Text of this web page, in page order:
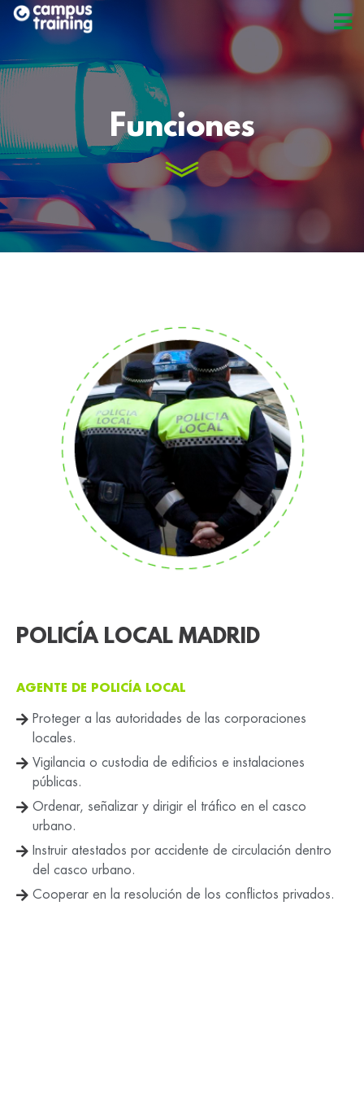
Funciones
POLICÍA LOCAL MADRID
AGENTE DE POLICÍA LOCAL
Proteger a las autoridades de las corporaciones
locales.
Vigilancia o custodia de edificios e instalaciones
públicas.
Ordenar, señalizar y dirigir el tráfico en el casco
urbano.
Instruir atestados por accidente de circulación dentro
del casco urbano.
Cooperar en la resolución de los conflictos privados.